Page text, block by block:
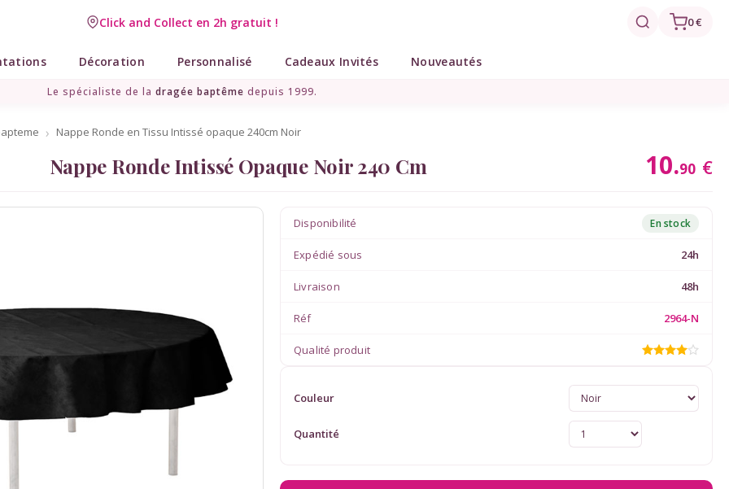
Click and Collect en 2h gratuit !
Livraison point relais gratuit dès 89 € ! 0 €
Décoration Personnalisé Cadeaux Invités Nouveautés
Le spécialiste de la dragée baptême depuis 1999.
Nappe Ronde en Tissu Intissé opaque 240cm Noir
Nappe Ronde Intissé Opaque Noir 240 Cm 10.90 €
Disponibilité En stock
Expédié sous 24h
Livraison 48h
Réf 2964-N
Qualité produit
Couleur
Quantité